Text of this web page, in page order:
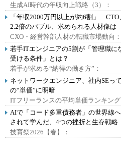
生成AI時代の年収向上戦略（3）：
「年収2000万円以上が約6割」
2.2倍のバブル、求められる人材像は
CXO・経営幹部人材の転職市場動向：
若手ITエンジニアの5割が「管理職
受ける条件」とは？
若手が求める“納得の働き方”：
ネットワークエンジニア、社内SE
の“単価”に明暗
ITフリーランスの平均単価ランキング
AIで「コード多重債務者」の世界線
されて学んだ、4つの挫折と生存戦略
技育祭2026【春】：